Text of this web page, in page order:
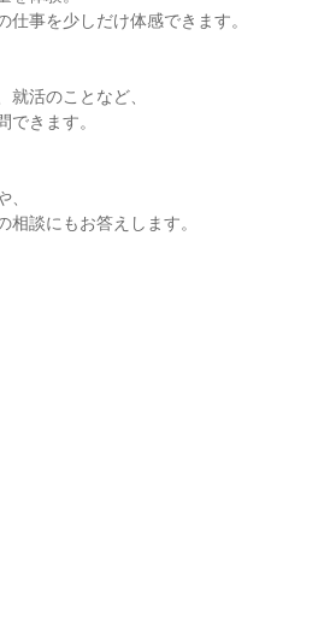
仕事を少しだけ体感できます。
就活のことなど、
できます。
、
談にもお答えします。